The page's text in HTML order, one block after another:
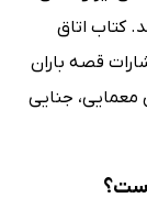
کتاب اتاق
قصه باران
معمایی، جنایی